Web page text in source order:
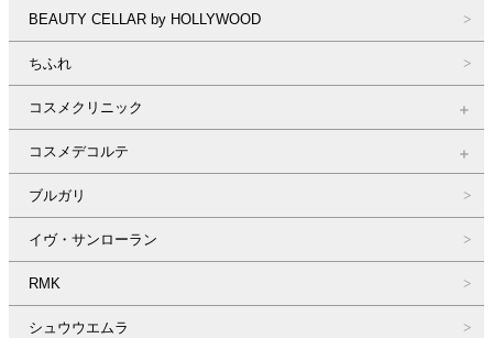
BEAUTY CELLAR by HOLLYWOOD
ちふれ
コスメクリニック
コスメデコルテ
ブルガリ
イヴ・サンローラン
RMK
シュウウエムラ